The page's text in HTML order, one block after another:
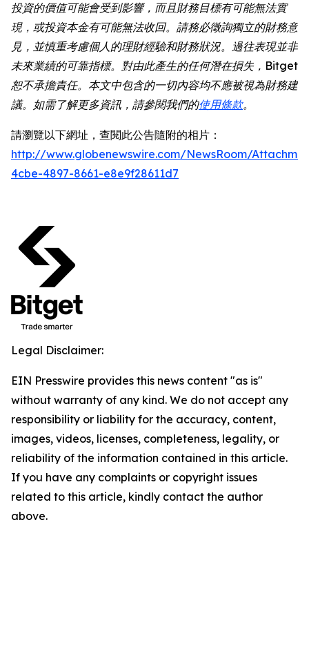
投資的價值可能會受到影響，而且財務目標有可能無法實
現，或投資本金有可能無法收回。請務必徵詢獨立的財務意
見，並慎重考慮個人的理財經驗和財務狀況。過往表現並非
未來業績的可靠指標。對由此產生的任何潛在損失，Bitget
恕不承擔責任。本文中包含的一切內容均不應被視為財務建
議。如需了解更多資訊，請參閱我們的使用條款。
請瀏覽以下網址，查閱此公告隨附的相片：
http://www.globenewswire.com/NewsRoom/
4cbe-4897-8661-e8e9f28611d7
Legal Disclaimer:
EIN Presswire provides this news content "as is"
without warranty of any kind. We do not accept any
responsibility or liability for the accuracy, content,
images, videos, licenses, completeness, legality, or
reliability of the information contained in this article.
If you have any complaints or copyright issues
related to this article, kindly contact the author
above.